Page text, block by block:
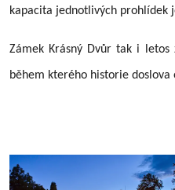
kapacita jednotlivých prohlídek
Zámek Krásný Dvůr tak i letos
během kterého historie